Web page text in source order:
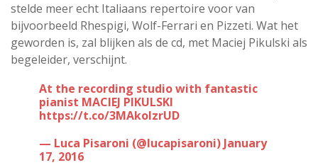
stelde meer echt Italiaans repertoire voor van
bijvoorbeeld Rhespigi, Wolf-Ferrari en Pizzeti. Wat het
geworden is, zal blijken als de cd, met Maciej Pikulski als
begeleider, verschijnt.
At the recording studio with fantastic
pianist MACIEJ PIKULSKI
https://t.co/3MAkolzrUD
— Luca Pisaroni (@lucapisaroni) January
17, 2016